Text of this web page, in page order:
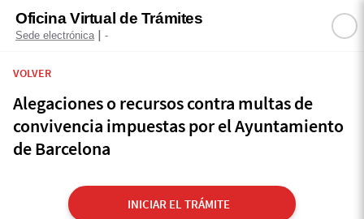
Oficina Virtual de Trámites
Sede electrónica | -
VOLVER
Alegaciones o recursos contra multas de
convivencia impuestas por el Ayuntamiento
de Barcelona
INICIAR EL TRÁMITE